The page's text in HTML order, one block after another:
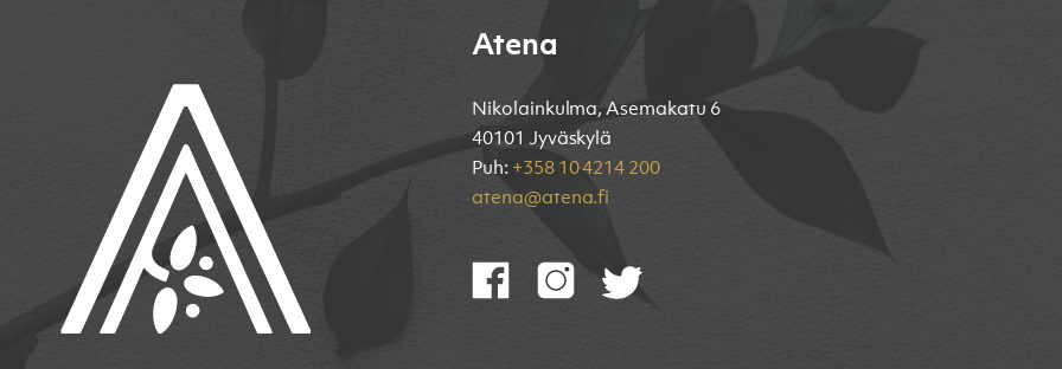
Atena
Nikolainkulma, Asemakatu 6
40101 Jyväskylä
Puh: +358 10 4214 200
atena@atena.fi